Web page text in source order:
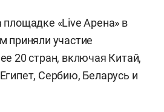
«Live Арена» в
приняли участие
20 стран, включая Китай,
Сербию, Беларусь и